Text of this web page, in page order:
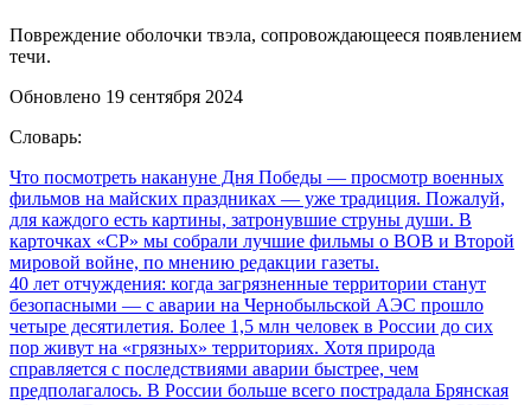
Повреждение оболочки твэла, сопровождающееся появлением
течи.
Обновлено 19 сентября 2024
Словарь:
Что посмотреть накануне Дня Победы — просмотр военных
фильмов на майских праздниках — уже традиция. Пожалуй,
для каждого есть картины, затронувшие струны души. В
карточках «СР» мы собрали лучшие фильмы о ВОВ и Второй
мировой войне, по мнению редакции газеты.
40 лет отчуждения: когда загрязненные территории станут
безопасными — с аварии на Чернобыльской АЭС прошло
четыре десятилетия. Более 1,5 млн человек в России до сих
пор живут на «грязных» территориях. Хотя природа
справляется с последствиями аварии быстрее, чем
предполагалось. В России больше всего пострадала Брянская